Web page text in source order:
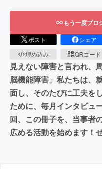
もう一度プロ
ポスト シェア
埋め込み
QRコード
見えない障害と言われ、
脳機能障害」私たちは、
面し、そのたびに工夫を
ために、毎月インタビュ
回、この冊子を、当事者
広める活動を始めます！